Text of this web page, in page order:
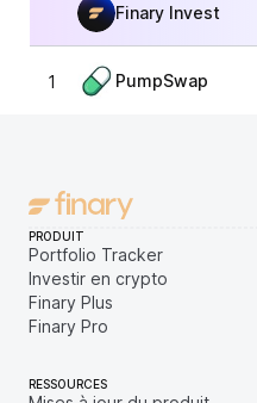
Finary Invest
1 PumpSwap
PRODUIT
Portfolio Tracker
Investir en crypto
Finary Plus
Finary Pro
RESSOURCES